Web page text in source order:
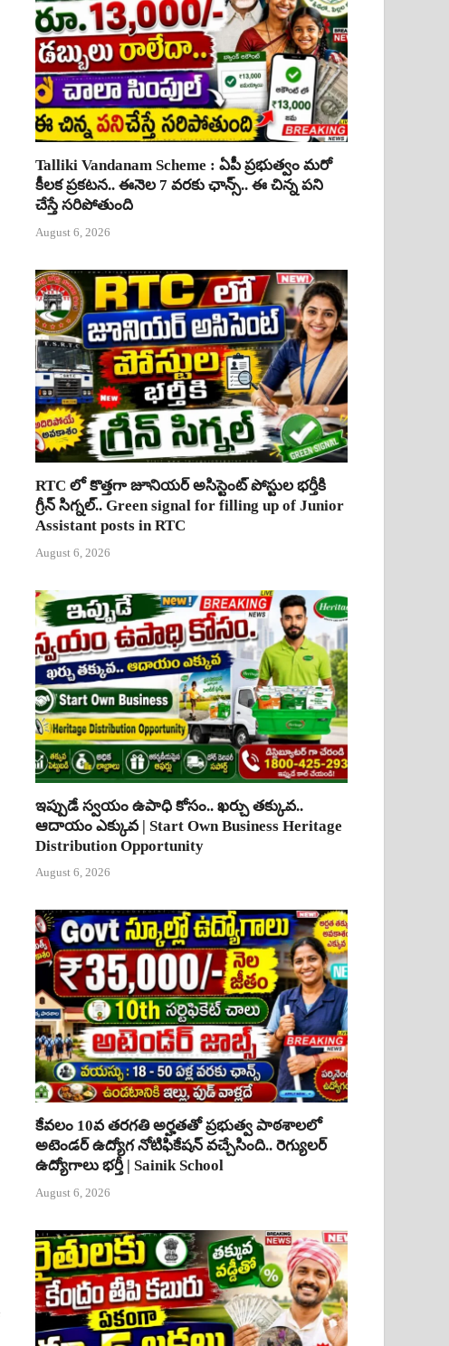
Talliki Vandanam Scheme : ఏపీ ప్రభుత్వం మరో
కీలక ప్రకటన.. ఈనెల 7 వరకు ఛాన్స్.. ఈ చిన్న పని
చేస్తే సరిపోతుంది
August 6, 2026
RTC లో కొత్తగా జూనియర్ అసిస్టెంట్ పోస్టుల భర్తీకి
గ్రీన్ సిగ్నల్.. Green signal for filling up of Junior
Assistant posts in RTC
August 6, 2026
ఇప్పుడే స్వయం ఉపాధి కోసం.. ఖర్చు తక్కువ..
ఆదాయం ఎక్కువ | Start Own Business Heritage
Distribution Opportunity
August 6, 2026
కేవలం 10వ తరగతి అర్హతతో ప్రభుత్వ పాఠశాలలో
అటెండర్ ఉద్యోగ నోటిఫికేషన్ వచ్చేసింది.. రెగ్యులర్
ఉద్యోగాలు భర్తీ | Sainik School
August 6, 2026